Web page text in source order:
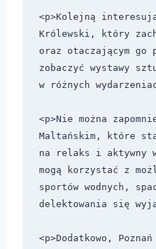
<p>Kolejną
Królewski, który
oraz otaczającym go
zobaczyć wystawy
w różnych
<p>Nie można
Maltańskim, które
na relaks i aktywny
mogą korzystać z
sportów wodnych,
delektowania się
<p>Dodatkowo,